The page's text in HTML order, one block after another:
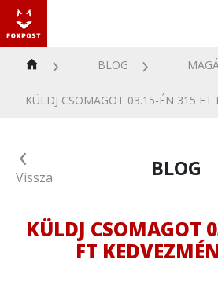
BLOG
KÜLDJ CSOMAGOT 03.15-ÉN 315 FT
Vissza BLOG
KÜLDJ CSOMAGOT
FT